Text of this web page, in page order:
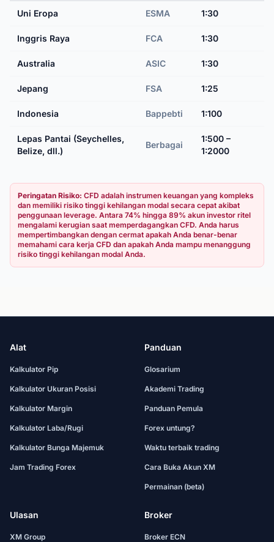
Uni Eropa ESMA 1:30
Inggris Raya FCA 1:30
Australia ASIC 1:30
Jepang FSA 1:25
Indonesia Bappebti 1:100
Lepas Pantai (Seychelles,
Belize, dll.)
Berbagai
1:500 –
1:2000
Peringatan Risiko: CFD adalah instrumen keuangan yang kompleks
dan memiliki risiko tinggi kehilangan modal secara cepat akibat
penggunaan leverage. Antara 74% hingga 89% akun investor ritel
mengalami kerugian saat memperdagangkan CFD. Anda harus
mempertimbangkan dengan cermat apakah Anda benar-benar
memahami cara kerja CFD dan apakah Anda mampu menanggung
risiko tinggi kehilangan modal Anda.
Alat
Kalkulator Pip
Kalkulator Ukuran Posisi
Kalkulator Margin
Kalkulator Laba/Rugi
Kalkulator Bunga Majemuk
Jam Trading Forex
Panduan
Glosarium
Akademi Trading
Panduan Pemula
Forex untung?
Waktu terbaik trading
Cara Buka Akun XM
Permainan (beta)
Ulasan
XM Group
Broker
Broker ECN